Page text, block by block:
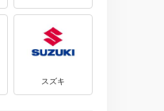
スズキ